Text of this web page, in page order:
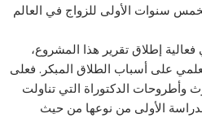
سنوات الأولى للزواج في العالم
إطلاق تقرير هذا المشروع،
على أسباب الطلاق المبكر. فعلى
وأطروحات الدكتوراة التي تناولت
الأولى من نوعها من حيث